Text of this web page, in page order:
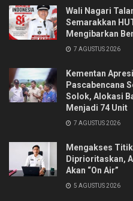
Wali Nagari
Semarakkan
Mengibarkan
7 AGUSTUS 2026
Kementan
Pascabencana
Solok, Alokasi
Menjadi 74 Unit
7 AGUSTUS 2026
Mengakses
Diprioritaskan,
Akan “On Air”
5 AGUSTUS 2026